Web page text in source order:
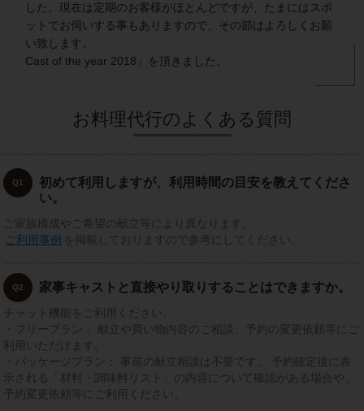
した。現在は定期のお客様がほとんどですが、たまにはスポ
ットでお伺いする事もありますので、その節はよろしくお願
い致します。
Cast of the year 2018」を頂きました。
お料理代行のよくある質問
Q1
初めて利用しますが、利用時間の目安を教えてくださ
い。
ご家族構成やご希望の献立等により異なります。
ご利用事例 を掲載しておりますので参考にしてください。
Q2 家事キャストと直接やり取りすることはできますか。
チャット機能をご利用ください。
・フリープラン： 献立や買い物内容のご相談、予約の変更依頼等にご
利用いただけます。
・パッケージプラン： 事前の献立相談は不要です。 予約確定後に表
示される「材料・調味料リスト」の内容について確認がある場合や、
予約変更依頼等にご利用ください。